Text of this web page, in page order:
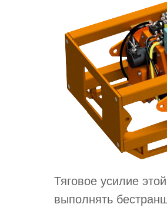
Тяговое усилие
выполнять